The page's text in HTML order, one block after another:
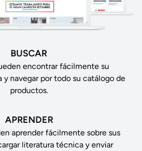
BUSCAR
encontrar fácilmente su
y navegar por todo su catálogo de
productos.
APRENDER
aprender fácilmente sobre sus
literatura técnica y enviar